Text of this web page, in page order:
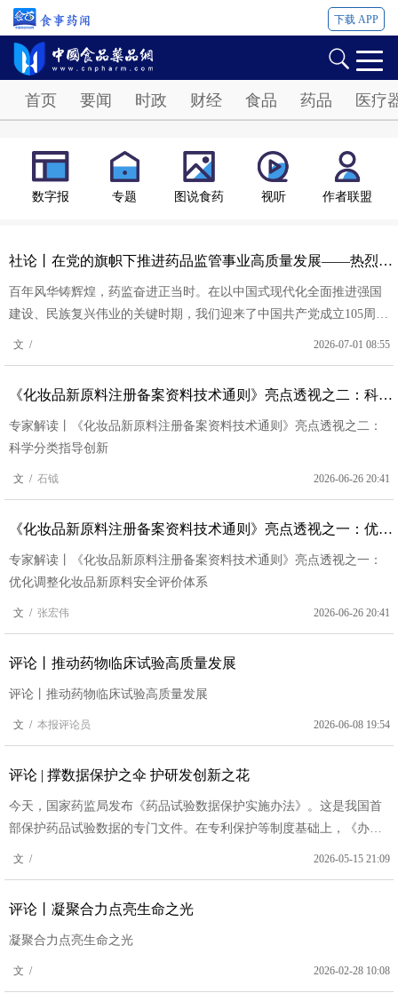
下载 APP
首页 要闻 时政 财经 食品 药品 医疗
数字报 专题 图说食药 视听 作者联盟
社论丨在党的旗帜下推进药品监管事业高质量发展——热烈庆祝中国共产党成立一百零五周年
百年风华铸辉煌，药监奋进正当时。在以中国式现代化全面推进强国
建设、民族复兴伟业的关键时期，我们迎来了中国共产党成立105周
年。
文 / 2026-07-01 08:55
《化妆品新原料注册备案资料技术通则》亮点透视之二：科学分类指导创新
专家解读丨《化妆品新原料注册备案资料技术通则》亮点透视之二：
科学分类指导创新
文 / 石钺 2026-06-26 20:41
《化妆品新原料注册备案资料技术通则》亮点透视之一：优化调整化妆品新原料安全评价体系
专家解读丨《化妆品新原料注册备案资料技术通则》亮点透视之一：
优化调整化妆品新原料安全评价体系
文 / 张宏伟 2026-06-26 20:41
评论丨推动药物临床试验高质量发展
评论丨推动药物临床试验高质量发展
文 / 本报评论员 2026-06-08 19:54
评论 | 撑数据保护之伞 护研发创新之花
今天，国家药监局发布《药品试验数据保护实施办法》。这是我国首
部保护药品试验数据的专门文件。在专利保护等制度基础上，《办
法》加码支持药品创新，必将进一步厚植鼓励创新保护创新的发展沃
文 / 2026-05-15 21:09
评论丨凝聚合力点亮生命之光
凝聚合力点亮生命之光
文 / 2026-02-28 10:08